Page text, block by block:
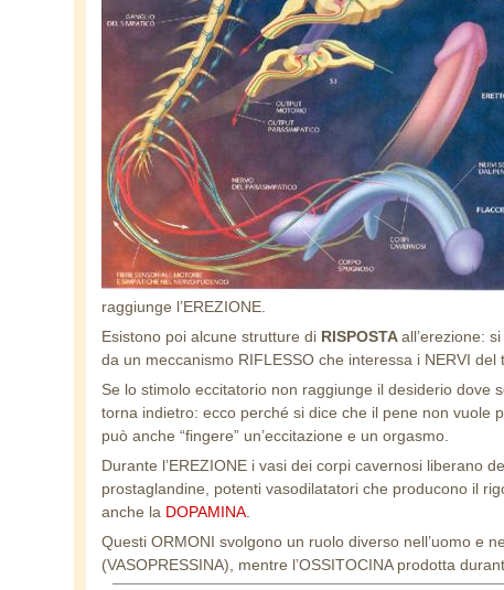
raggiunge l’EREZIONE.
Esistono poi alcune strutture di RISPOSTAall’erezione:
da un meccanismo RIFLESSO che interessa i NERVI
Se lo stimolo eccitatorio non raggiunge il desiderio dove
torna indietro: ecco perché si dice che il pene non vuole
può anche “fingere” un’eccitazione e un orgasmo.
Durante l’EREZIONE i vasi dei corpi cavernosi liberano
prostaglandine, potenti vasodilatatori che producono il
anche la DOPAMINA
Questi ORMONI svolgono un ruolo diverso nell’uomo e
(VASOPRESSINA), mentre l’OSSITOCINA prodotta